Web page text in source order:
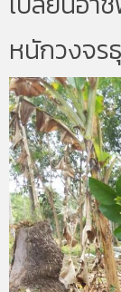
หนักวงจร